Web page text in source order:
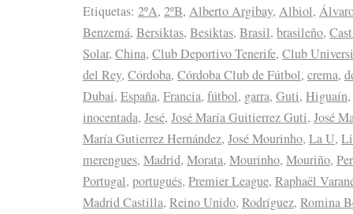
Etiquetas: 2ºA, 2ºB, Alberto Argibay, Albiol,
Benzemá, Bersiktas, Besiktas, Brasil, brasileño,
Solar, China, Club Deportivo Tenerife, Club
del Rey, Córdoba, Córdoba Club de Fútbol, crema,
Dubai, España, Francia, fútbol, garra, Guti, Higuaín,
inocentada, Jesé, José María Guitierrez Guti, José
María Gutierrez Hernández, José Mourinho, La U,
merengues, Madrid, Morata, Mourinho, Mouriño,
Portugal, portugués, Premier League, Raphaël
Madrid Castilla, Reino Unido, Rodríguez, Romina